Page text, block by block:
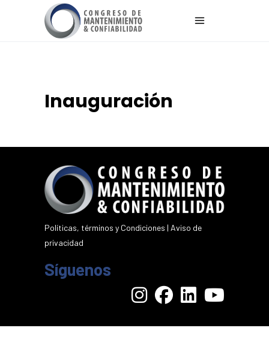
Inauguración
Políticas, términos y Condiciones | Aviso de
privacidad
Síguenos